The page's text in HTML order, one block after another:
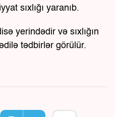
sıxlığı yaranıb.
yerindədir və sıxlığın
tədbirlər görülür.